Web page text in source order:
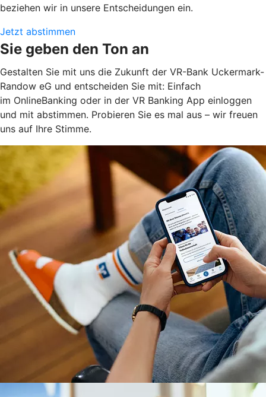
beziehen wir in unsere Entscheidungen ein.
Jetzt abstimmen
Sie geben den Ton an
Gestalten Sie mit uns die Zukunft der VR-Bank Uckermark-
Randow eG und entscheiden Sie mit: Einfach
im OnlineBanking oder in der VR Banking App einloggen
und mit abstimmen. Probieren Sie es mal aus – wir freuen
uns auf Ihre Stimme.